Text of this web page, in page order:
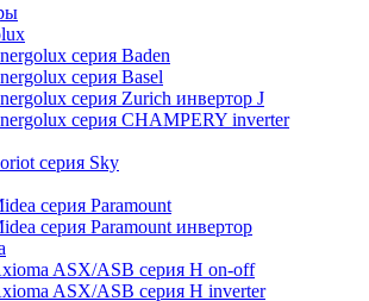
серия Baden
серия Basel
серия Zurich инвертор J
серия CHAMPERY inverter
серия Sky
серия Paramount
серия Paramount инвертор
ASX/ASB серия Н on-off
ASX/ASB серия Н inverter